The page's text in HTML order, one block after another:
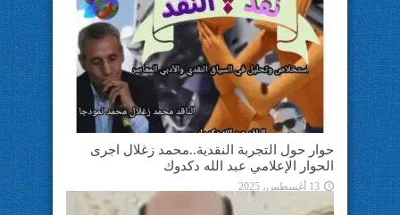
حوار حول التجربة النقدية..محمد زغلال اجرى
الحوار الإعلامي عبد الله دكدوك
13 أغسطس، 2025